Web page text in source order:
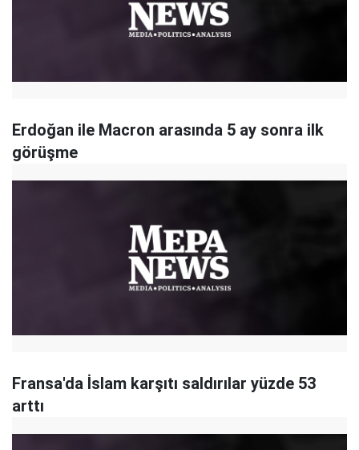
Erdoğan ile Macron arasında 5 ay sonra ilk
görüşme
Fransa'da İslam karşıtı saldırılar yüzde 53
arttı